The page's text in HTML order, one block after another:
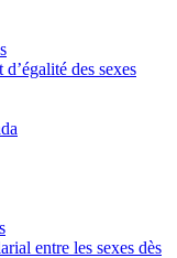
des sexes
entre les sexes dès